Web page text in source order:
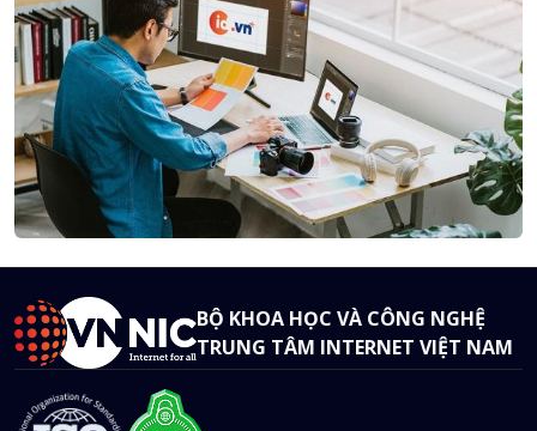
BỘ KHOA HỌC VÀ CÔNG NGHỆ
TRUNG TÂM INTERNET VIỆT NAM